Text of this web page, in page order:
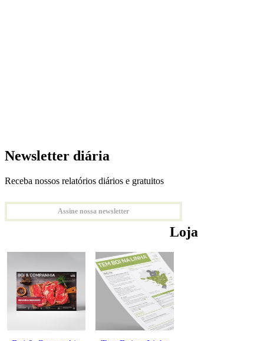
Newsletter diária
Receba nossos relatórios diários e gratuitos
Assine nossa newsletter
Loja